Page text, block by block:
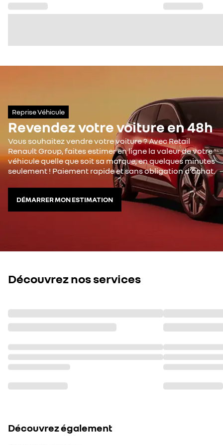
Reprise Véhicule
Revendez votre voiture en 48h
Vous souhaitez vendre votre voiture ? Avec Retail
Renault Group, faites estimer en ligne la valeur de votre
véhicule quelle que soit sa marque, en quelques minutes
seulement ! Paiement rapide et sans obligation d’achat.
DÉMARRER MON ESTIMATION
Découvrez nos services
Découvrez également